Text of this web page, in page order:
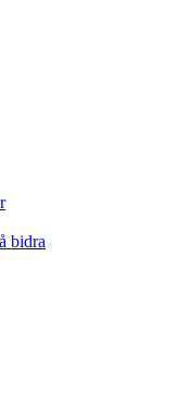
bidra